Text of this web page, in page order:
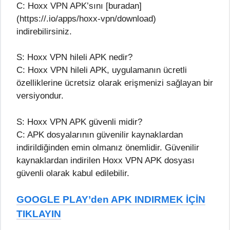
C: Hoxx VPN APK’sını [buradan]
(https://.io/apps/hoxx-vpn/download)
indirebilirsiniz.
S: Hoxx VPN hileli APK nedir?
C: Hoxx VPN hileli APK, uygulamanın ücretli
özelliklerine ücretsiz olarak erişmenizi sağlayan bir
versiyondur.
S: Hoxx VPN APK güvenli midir?
C: APK dosyalarının güvenilir kaynaklardan
indirildiğinden emin olmanız önemlidir. Güvenilir
kaynaklardan indirilen Hoxx VPN APK dosyası
güvenli olarak kabul edilebilir.
GOOGLE PLAY’den APK INDIRMEK İÇİN
TIKLAYIN